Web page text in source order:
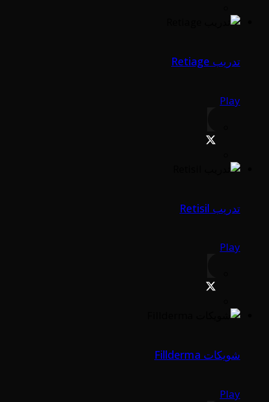
تدريب Retiage
Play
تدريب Retisil
Play
شويكات Fillderma
Play